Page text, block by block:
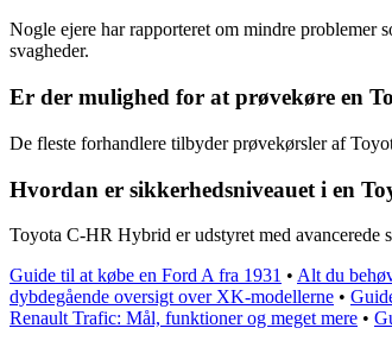
Nogle ejere har rapporteret om mindre problemer
svagheder.
Er der mulighed for at prøvekøre en
De fleste forhandlere tilbyder prøvekørsler af
Hvordan er sikkerhedsniveauet i en
Toyota C-HR Hybrid er udstyret med avancerede
Guide til at købe en Ford A fra 1931 • Alt du
dybdegående oversigt over XK-modellerne •
Renault Trafic: Mål, funktioner og meget mere •